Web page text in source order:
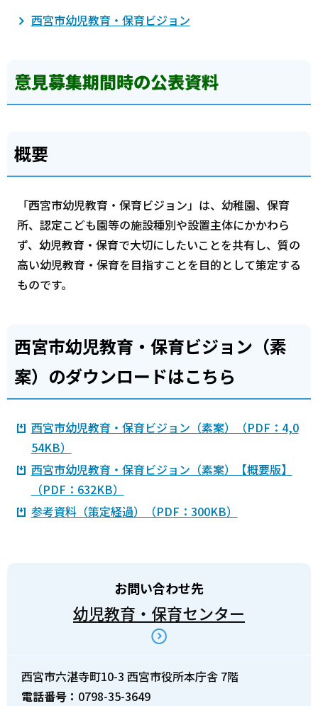
西宮市幼児教育・保育ビジョン
意見募集期間時の公表資料
概要
「西宮市幼児教育・保育ビジョン」は、幼稚園、保育
所、認定こども園等の施設種別や設置主体にかかわら
ず、幼児教育・保育で大切にしたいことを共有し、質の
高い幼児教育・保育を目指すことを目的として策定する
ものです。
西宮市幼児教育・保育ビジョン（素
案）のダウンロードはこちら
西宮市幼児教育・保育ビジョン（素案）（PDF：4,0
54KB）
西宮市幼児教育・保育ビジョン（素案）【概要版】
（PDF：632KB）
参考資料（策定経過）（PDF：300KB）
お問い合わせ先
幼児教育・保育センター
西宮市六湛寺町10-3 西宮市役所本庁舎 7階
電話番号： 0798-35-3649